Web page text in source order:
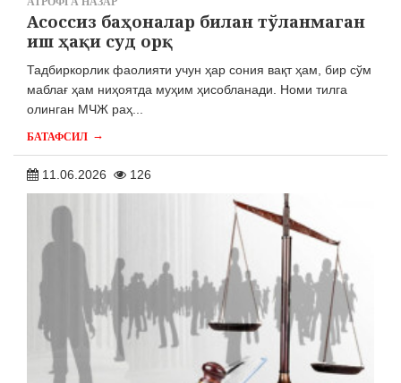
Асоссиз баҳоналар билан тўланмаган
иш ҳақи суд орқ
Тадбиркорлик фаолияти учун ҳар сония вақт ҳам, бир сўм
маблағ ҳам ниҳоятда муҳим ҳисобланади. Номи тилга
олинган МЧЖ раҳ...
БАТАФСИЛ →
11.06.2026 126